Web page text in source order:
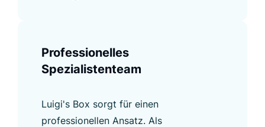
Professionelles
Spezialistenteam
Luigi's Box sorgt für einen
professionellen Ansatz. Als